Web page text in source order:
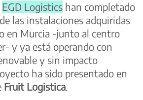
EGD Logistics han completado
las instalaciones adquiridas
en Murcia -junto al centro
y ya está operando con
y sin impacto
ha sido presentado en
Fruit Logistica.